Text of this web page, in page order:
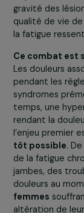
La douleur
chercheurs
le passé.
symptômes
des lésions.
des lésions
endométriose
de la femme
pour autant
lésions ne
ce qui
importe la
symptômes
Cependant,
gravité des